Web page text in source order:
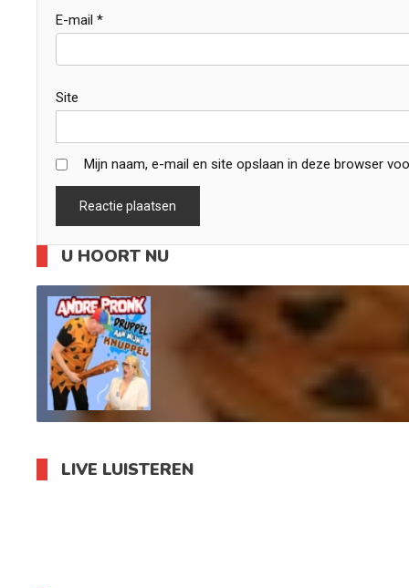
E-mail *
Site
Mijn naam, e-mail en site opslaan in deze browser
U HOORT NU
LIVE LUISTEREN